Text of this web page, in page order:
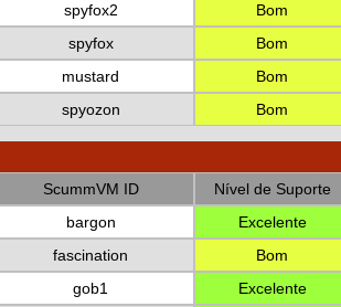
spyfox2
Bom
spyfox
Bom
mustard
Bom
spyozon Bom
ScummVM ID
Nível de Suporte
bargon
Excelente
fascination
Bom
gob1
Excelente